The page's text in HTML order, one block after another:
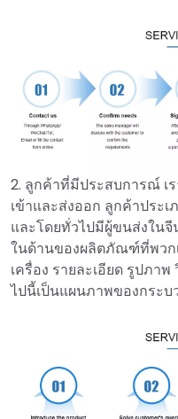
2. ลูกค้าที่มีประสบการณ์ เ
เข้าและส่งออก ลูกค้าประ
และโดยทั่วไปมีผู้ขนส่งใน
ในด้านของผลิตภัณฑ์ที่พวก
เครื่อง รายละเอียด รูปภา
ไปนี้เป็นแผนภาพของกระ